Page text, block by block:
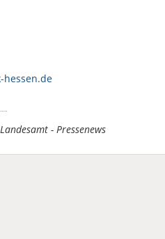
hessen.de
- Pressenews